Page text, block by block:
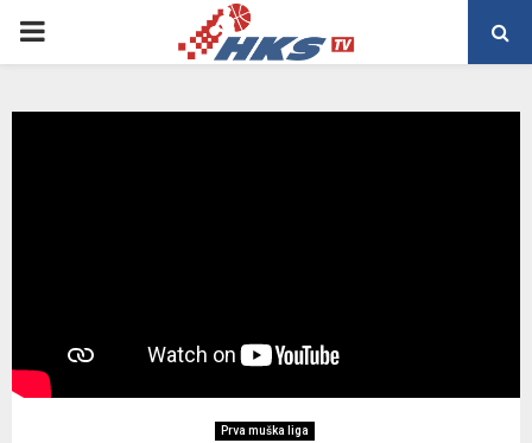
PRIMARY
Prva muška liga